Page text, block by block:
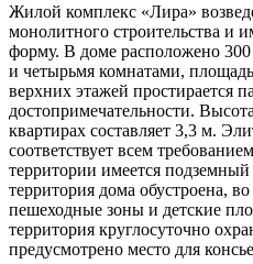
Жилой комплекс «Лира»
монолитного строительства и
форму. В доме расположено
и четырьмя комнатами,
верхних этажей простирается
достопримечательности.
квартирах составляет 3,3 м.
соответствует всем
территории имеется
территория дома обустроена,
пешеходные зоны и детские
территория круглосуточно
предусмотрено место для